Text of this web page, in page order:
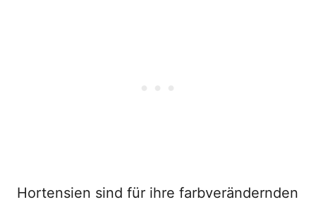
Hortensien sind für ihre farbverändernden